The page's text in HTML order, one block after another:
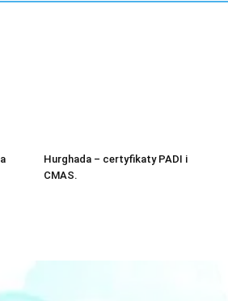
Hurghada – certyfikaty PADI i
CMAS.